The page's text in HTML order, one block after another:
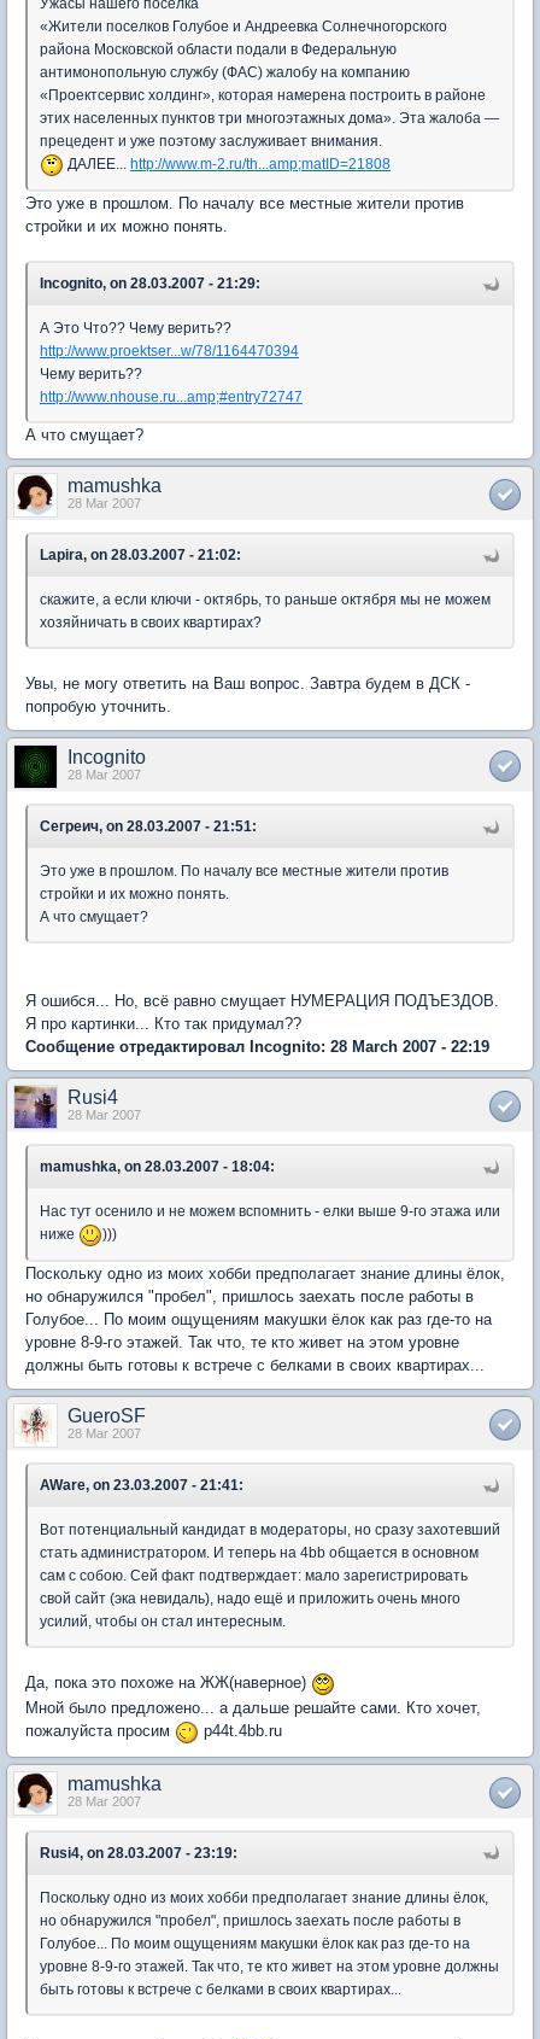
Ужасы нашего поселка
«Жители поселков Голубое и Андреевка Солнечногорского
района Московской области подали в Федеральную
антимонопольную службу (ФАС) жалобу на компанию
«Проектсервис холдинг», которая намерена построить в районе
этих населенных пунктов три многоэтажных дома». Эта жалоба —
прецедент и уже поэтому заслуживает внимания.
ДАЛЕЕ... http://www.m-2.ru/th...amp;matID=21808
Это уже в прошлом. По началу все местные жители против
стройки и их можно понять.
Incognito, on 28.03.2007 - 21:29:
А Это Что?? Чему верить??
http://www.proektser...w/78/1164470394
Чему верить??
http://www.nhouse.ru...amp;#entry72747
А что смущает?
mamushka
28 Mar 2007
Lapira, on 28.03.2007 - 21:02:
скажите, а если ключи - октябрь, то раньше октября мы не можем
хозяйничать в своих квартирах?
Увы, не могу ответить на Ваш вопрос. Завтра будем в ДСК -
попробую уточнить.
Incognito
28 Mar 2007
Сегреич, on 28.03.2007 - 21:51:
Это уже в прошлом. По началу все местные жители против
стройки и их можно понять.
А что смущает?
Я ошибся... Но, всё равно смущает НУМЕРАЦИЯ ПОДЪЕЗДОВ.
Я про картинки... Кто так придумал??
Сообщение отредактировал Incognito: 28 March 2007 - 22:19
Rusi4
28 Mar 2007
mamushka, on 28.03.2007 - 18:04:
Нас тут осенило и не можем вспомнить - елки выше 9-го этажа или
ниже
)))
Поскольку одно из моих хобби предполагает знание длины ёлок,
но обнаружился "пробел", пришлось заехать после работы в
Голубое... По моим ощущениям макушки ёлок как раз где-то на
уровне 8-9-го этажей. Так что, те кто живет на этом уровне
должны быть готовы к встрече с белками в своих квартирах...
GueroSF
28 Mar 2007
AWare, on 23.03.2007 - 21:41:
Вот потенциальный кандидат в модераторы, но сразу захотевший
стать администратором. И теперь на 4bb общается в основном
сам с собою. Сей факт подтверждает: мало зарегистрировать
свой сайт (эка невидаль), надо ещё и приложить очень много
усилий, чтобы он стал интересным.
Да, пока это похоже на ЖЖ(наверное)
Мной было предложено... а дальше решайте сами. Кто хочет,
пожалуйста просим
p44t.4bb.ru
mamushka
28 Mar 2007
Rusi4, on 28.03.2007 - 23:19:
Поскольку одно из моих хобби предполагает знание длины ёлок,
но обнаружился "пробел", пришлось заехать после работы в
Голубое... По моим ощущениям макушки ёлок как раз где-то на
уровне 8-9-го этажей. Так что, те кто живет на этом уровне должны
быть готовы к встрече с белками в своих квартирах...